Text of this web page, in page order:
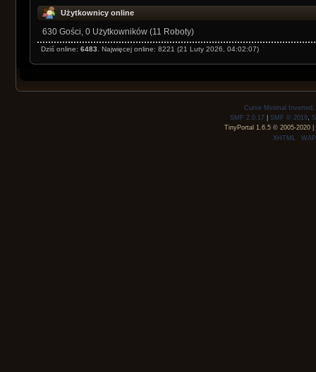
Użytkownicy online
630 Gości, 0 Użytkowników (11 Roboty)
Dziś online:6483. Najwięcej online: 8221 (21 Luty 2026, 04:02:07)
Curve Minimal
SMF 2.0.17 |SMF © 2019,
TinyPortal 1.6.5© 2005-2020|
XHTML